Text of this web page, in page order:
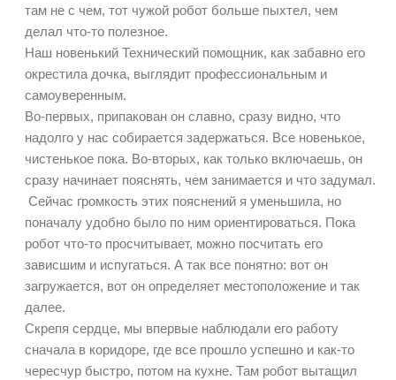
там не с чем, тот чужой робот больше пыхтел, чем
делал что-то полезное.
Наш новенький Технический помощник, как забавно его
окрестила дочка, выглядит профессиональным и
самоуверенным.
Во-первых, припакован он славно, сразу видно, что
надолго у нас собирается задержаться. Все новенькое,
чистенькое пока. Во-вторых, как только включаешь, он
сразу начинает пояснять, чем занимается и что задумал.
Сейчас громкость этих пояснений я уменьшила, но
поначалу удобно было по ним ориентироваться. Пока
робот что-то просчитывает, можно посчитать его
зависшим и испугаться. А так все понятно: вот он
загружается, вот он определяет местоположение и так
далее.
Скрепя сердце, мы впервые наблюдали его работу
сначала в коридоре, где все прошло успешно и как-то
чересчур быстро, потом на кухне. Там робот вытащил